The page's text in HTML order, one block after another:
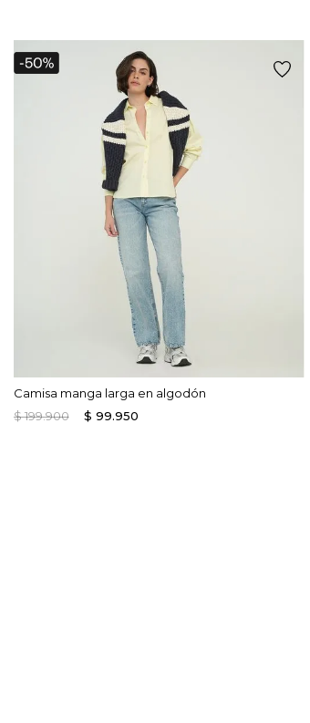
Camisa manga larga en algodón
$199.900 $ 99.950